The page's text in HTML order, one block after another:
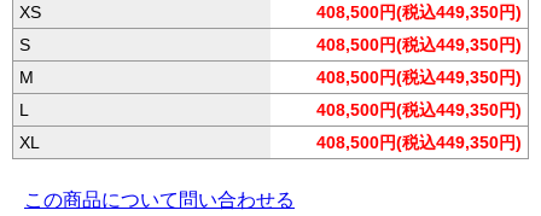
XS
408,500円(税込449,350円)
S
408,500円(税込449,350円)
M
408,500円(税込449,350円)
L
408,500円(税込449,350円)
XL
408,500円(税込449,350円)
この商品について問い合わせる